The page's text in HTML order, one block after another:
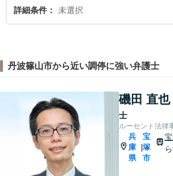
詳細条件 未選択
丹波篠山市から近い調停に強い弁護士
磯田 直也
士
ルーセント法律
兵
庫
県
宝
塚
市